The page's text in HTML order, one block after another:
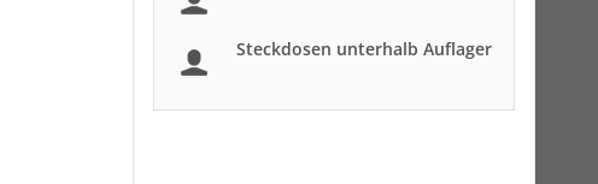
Steckdosen unterhalb Auflager